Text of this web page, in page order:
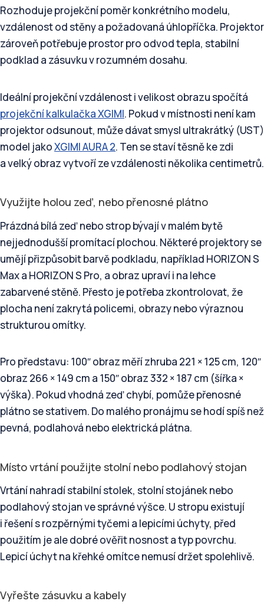
Rozhoduje projekční poměr konkrétního modelu,
vzdálenost od stěny a požadovaná úhlopříčka. Projektor
zároveň potřebuje prostor pro odvod tepla, stabilní
podklad a zásuvku v rozumném dosahu.
Ideální projekční vzdálenost i velikost obrazu spočítá
projekční kalkulačka XGIMI. Pokud v místnosti není kam
projektor odsunout, může dávat smysl ultrakrátký (UST)
model jakoXGIMI AURA 2. Ten se staví těsně ke zdi
a velký obraz vytvoří ze vzdálenosti několika centimetrů.
Využijte holou zeď, nebo přenosné plátno
Prázdná bílá zeď nebo strop bývají v malém bytě
nejjednodušší promítací plochou. Některé projektory se
umějí přizpůsobit barvě podkladu, například HORIZON S
Max a HORIZON S Pro, a obraz upraví i na lehce
zabarvené stěně. Přesto je potřeba zkontrolovat, že
plocha není zakrytá policemi, obrazy nebo výraznou
strukturou omítky.
Pro představu: 100″ obraz měří zhruba 221 × 125 cm, 120″
obraz 266 × 149 cm a 150″ obraz 332 × 187 cm (šířka ×
výška). Pokud vhodná zeď chybí, pomůže přenosné
plátno se stativem. Do malého pronájmu se hodí spíš než
pevná, podlahová nebo elektrická plátna.
Místo vrtání použijte stolní nebo podlahový stojan
Vrtání nahradí stabilní stolek, stolní stojánek nebo
podlahový stojan ve správné výšce. U stropu existují
i řešení s rozpěrnými tyčemi a lepicími úchyty, před
použitím je ale dobré ověřit nosnost a typ povrchu.
Lepicí úchyt na křehké omítce nemusí držet spolehlivě.
Vyřešte zásuvku a kabely